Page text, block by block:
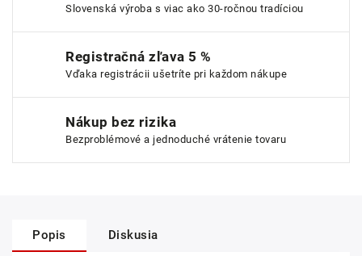
Slovenská výroba s viac ako 30-ročnou tradíciou
Registračná zľava 5 %
Vďaka registrácii ušetríte pri každom nákupe
Nákup bez rizika
Bezproblémové a jednoduché vrátenie tovaru
Popis Diskusia